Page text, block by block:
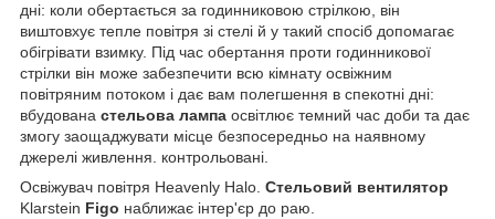
дні: коли обертається за годинниковою стрілкою, він
виштовхує тепле повітря зі стелі й у такий спосіб допомагає
обігрівати взимку. Під час обертання проти годинникової
стрілки він може забезпечити всю кімнату освіжним
повітряним потоком і дає вам полегшення в спекотні дні:
вбудована стельова лампа освітлює темний час доби та дає
змогу заощаджувати місце безпосередньо на наявному
джерелі живлення. контрольовані.
Освіжувач повітря Heavenly Halo. Стельовий вентилятор
Klarstein Figo наближає інтер'єр до раю.